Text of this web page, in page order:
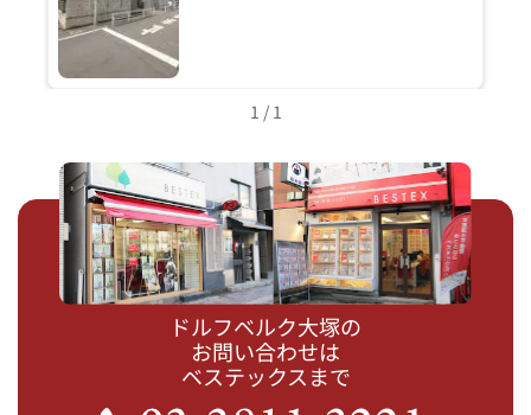
1 / 1
ドルフベルク大塚の
お問い合わせは
ベステックスまで